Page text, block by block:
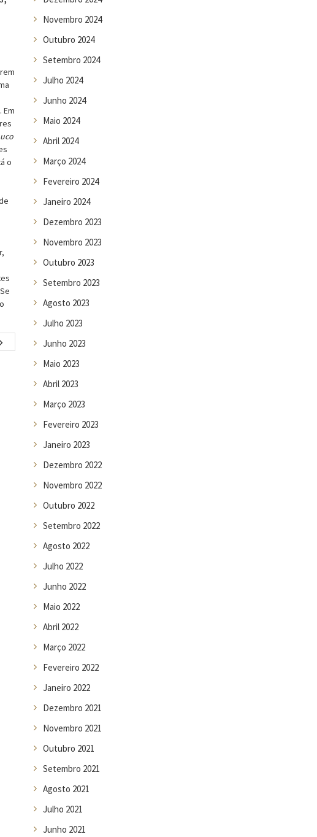
o
Novembro 2024
Outubro 2024
Setembro 2024
Julho 2024
Junho 2024
Maio 2024
Abril 2024
Março 2024
Fevereiro 2024
Janeiro 2024
Dezembro 2023
Novembro 2023
Outubro 2023
Setembro 2023
Agosto 2023
Julho 2023
Junho 2023
Maio 2023
Abril 2023
Março 2023
Fevereiro 2023
Janeiro 2023
Dezembro 2022
Novembro 2022
Outubro 2022
Setembro 2022
Agosto 2022
Julho 2022
Junho 2022
Maio 2022
Abril 2022
Março 2022
Fevereiro 2022
Janeiro 2022
Dezembro 2021
Novembro 2021
Outubro 2021
Setembro 2021
Agosto 2021
Julho 2021
Junho 2021